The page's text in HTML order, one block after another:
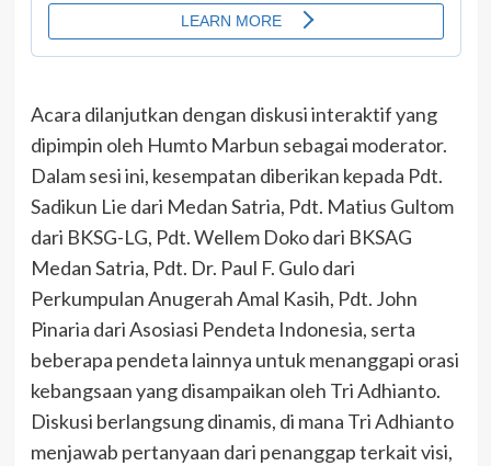
Acara dilanjutkan dengan diskusi interaktif yang
dipimpin oleh Humto Marbun sebagai moderator.
Dalam sesi ini, kesempatan diberikan kepada Pdt.
Sadikun Lie dari Medan Satria, Pdt. Matius Gultom
dari BKSG-LG, Pdt. Wellem Doko dari BKSAG
Medan Satria, Pdt. Dr. Paul F. Gulo dari
Perkumpulan Anugerah Amal Kasih, Pdt. John
Pinaria dari Asosiasi Pendeta Indonesia, serta
beberapa pendeta lainnya untuk menanggapi orasi
kebangsaan yang disampaikan oleh Tri Adhianto.
Diskusi berlangsung dinamis, di mana Tri Adhianto
menjawab pertanyaan dari penanggap terkait visi,